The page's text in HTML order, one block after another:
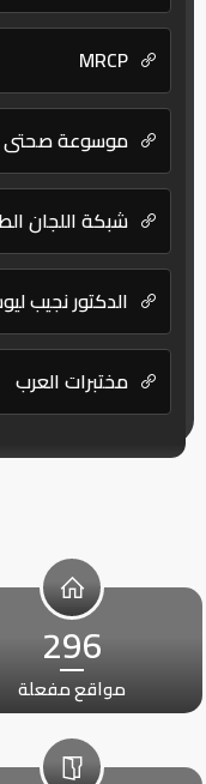
MRCP
موسوعة صحتي
شبكة اللجان
الدكتور نجيب
مختبرات العرب
296
مواقع مفعلة